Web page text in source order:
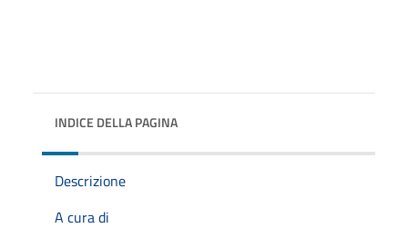
INDICE DELLA PAGINA
Descrizione
A cura di